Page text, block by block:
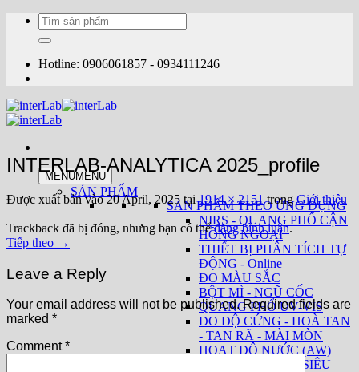
dung
Tìm
kiếm:
Hotline: 0906061857 - 0934111246
MENUMENU
SẢN PHẨM
SẢN PHẨM THEO ỨNG DỤNG
NIRS - QUANG PHỔ CẬN
HỒNG NGOẠI
THIẾT BỊ PHÂN TÍCH TỰ
ĐỘNG - Online
ĐO MÀU SẮC
BỘT MÌ - NGŨ CỐC
QUANG PHỔ UV-VIS
ĐO ĐỘ CỨNG - HOÀ TAN
- TAN RÃ - MÀI MÒN
HOẠT ĐỘ NƯỚC (AW)
MÁY LỌC NƯỚC SIÊU
INTERLAB-ANALYTICA 2025_profile
Được xuất bản vào20 April, 2025 tại1914 × 2151trongGiới thiệu
Trackback đã bị đóng, nhưng bạn có thểđăng bình luận.
Tiếp theo →
Leave a Reply
Your email address will not be published. Required fields are
marked *
Comment*